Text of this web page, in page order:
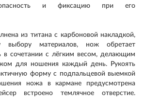
и фиксацию при его
из титана с карбоновой накладкой,
выбору материалов, нож обретает
в сочетании с лёгким весом, делающим
для ношения каждый день. Рукоять
форму с подпальцевой выемкой
ножа в кармане предусмотрена
встроено темлячное отверстие.